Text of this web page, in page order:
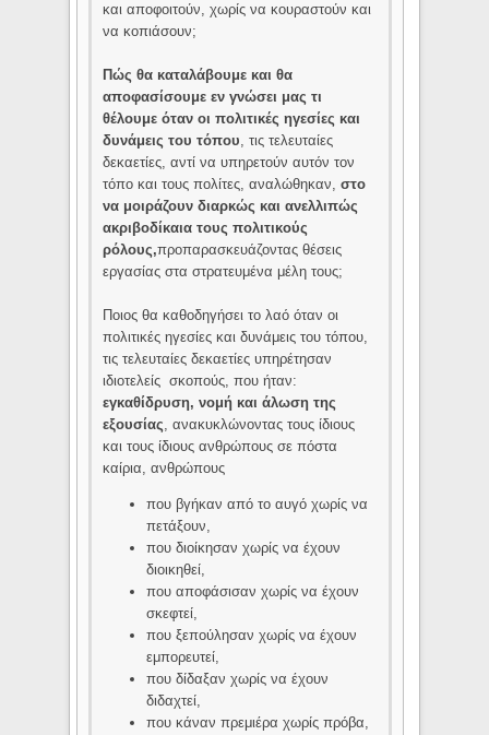
και αποφοιτούν, χωρίς να κουραστούν και
να κοπιάσουν;
Πώς θα καταλάβουμε και θα
αποφασίσουμε εν γνώσει μας τι
θέλουμε όταν οι πολιτικές ηγεσίες και
δυνάμεις του τόπου, τις τελευταίες
δεκαετίες, αντί να υπηρετούν αυτόν τον
τόπο και τους πολίτες, αναλώθηκαν, στο
να μοιράζουν διαρκώς και ανελλιπώς
ακριβοδίκαια τους πολιτικούς
ρόλους,προπαρασκευάζοντας θέσεις
εργασίας στα στρατευμένα μέλη τους;
Ποιος θα καθοδηγήσει το λαό όταν οι
πολιτικές ηγεσίες και δυνάμεις του τόπου,
τις τελευταίες δεκαετίες υπηρέτησαν
ιδιοτελείς σκοπούς, που ήταν:
εγκαθίδρυση, νομή και άλωση της
εξουσίας, ανακυκλώνοντας τους ίδιους
και τους ίδιους ανθρώπους σε πόστα
καίρια, ανθρώπους
που βγήκαν από το αυγό χωρίς να
πετάξουν,
που διοίκησαν χωρίς να έχουν
διοικηθεί,
που αποφάσισαν χωρίς να έχουν
σκεφτεί,
που ξεπούλησαν χωρίς να έχουν
εμπορευτεί,
που δίδαξαν χωρίς να έχουν
διδαχτεί,
που κάναν πρεμιέρα χωρίς πρόβα,